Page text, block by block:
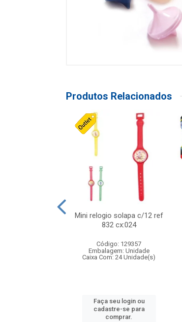
Produtos Relacionados
Mini relogio solapa c/12 ref
832 cx:024
Código: 129357
Embalagem: Unidade
Caixa Com: 24 Unidade(s)
Faça seu login ou
cadastre-se para
comprar.